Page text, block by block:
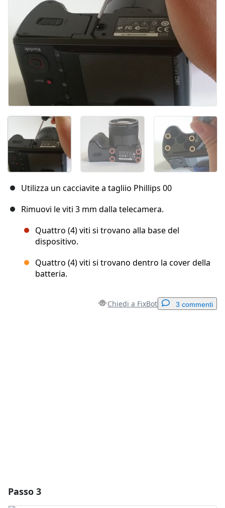
Annulla Pubblica commento
Utilizza un cacciavite a tagliio Phillips 00
Rimuovi le viti 3 mm dalla telecamera.
Quattro (4) viti si trovano alla base del
dispositivo.
Quattro (4) viti si trovano dentro la cover della
batteria.
Chiedi a FixBot 3 commenti
Passo 3